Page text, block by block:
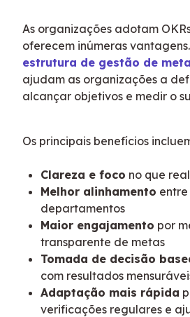
As organizações adotam
estrutura de gestão de
ajudam as organizações a
alcançar objetivos e medir o
Os principais benefícios
Clareza e foco no que
Melhor alinhamento entre
departamentos
Maior engajamento por
transparente de metas
Tomada de decisão
com resultados
Adaptação mais rápida
verificações regulares e